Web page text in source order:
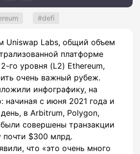
defi
Uniswap Labs, общий объем
платформе
го уровня (L2) Ethereum,
очень важный рубеж.
инфографику, на
начиная с июня 2021 года и
в Arbitrum, Polygon,
совершены транзакции
$300 млрд.
что «это очень много